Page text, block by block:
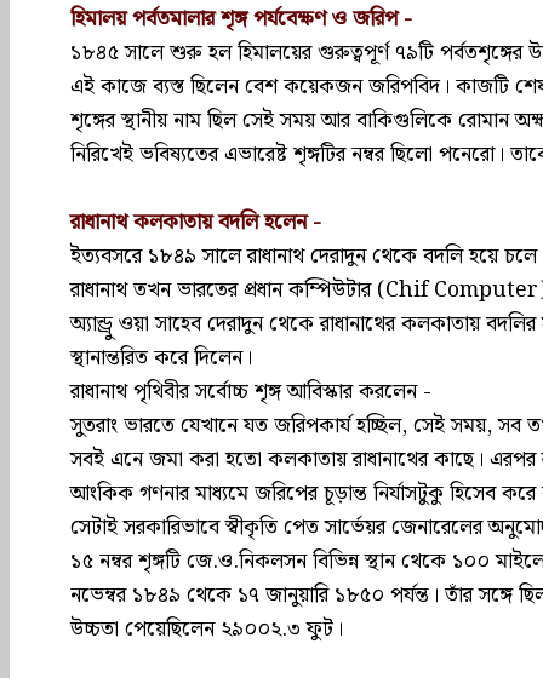
হিমালয় পর্বতমালার শৃঙ্গ পর্যবেক্ষণ ও জরিপ -
১৮৪৫ সালে শুরু হল হিমালয়ের গুরুত্বপূর্ণ ৭৯টি পর্বতশৃঙ্গের
এই কাজে ব্যস্ত ছিলেন বেশ কয়েকজন জরিপবিদ। কাজটি
শৃঙ্গের স্থানীয় নাম ছিল সেই সময় আর বাকিগুলিকে রোমান
নিরিখেই ভবিষ্যতের এভারেষ্ট শৃঙ্গটির নম্বর ছিলো পনেরো।
রাধানাথ কলকাতায় বদলি হলেন -
ইত্যবসরে ১৮৪৯ সালে রাধানাথ দেরাদুন থেকে বদলি হয়ে
রাধানাথ তখন ভারতের প্রধান কম্পিউটার (Chif
অ্যান্ড্রু ওয়া সাহেব দেরাদুন থেকে রাধানাথের কলকাতায়
স্থানান্তরিত করে দিলেন।
রাধানাথ পৃথিবীর সর্বোচ্চ শৃঙ্গ আবিস্কার করলেন -
সুতরাং ভারতে যেখানে যত জরিপকার্য হচ্ছিল, সেই সময়, সব
সবই এনে জমা করা হতো কলকাতায় রাধানাথের কাছে। এরপর
আংকিক গণনার মাধ্যমে জরিপের চূড়ান্ত নির্যাসটুকু হিসেব
সেটাই সরকারিভাবে স্বীকৃতি পেত সার্ভেয়র জেনারেলের
১৫ নম্বর শৃঙ্গটি জে.ও.নিকলসন বিভিন্ন স্থান থেকে ১০০
নভেম্বর ১৮৪৯ থেকে ১৭ জানুয়ারি ১৮৫০ পর্যন্ত। তাঁর সঙ্গে
উচ্চতা পেয়েছিলেন ২৯০০২.৩ ফুট।